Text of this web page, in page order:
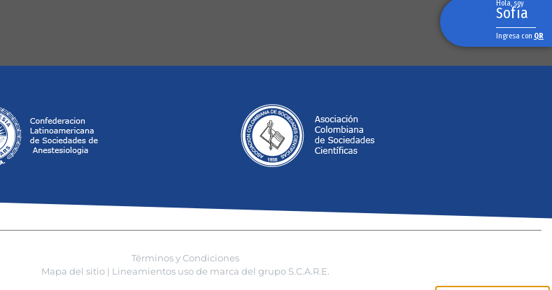
Términos y Condiciones
Mapa del sitio |
Lineamientos uso de marca del grupo S.C.A.R.E.
Hola, soy
Sofía
Ingresa con QR